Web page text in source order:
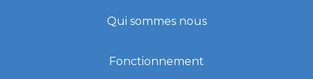
Qui sommes nous
Fonctionnement